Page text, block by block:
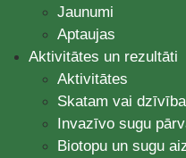
Jaunumi
Aptaujas
Aktivitātes un rezultāti
Aktivitātes
Skatam vai
Invazīvo sugu
Biotopu un sugu